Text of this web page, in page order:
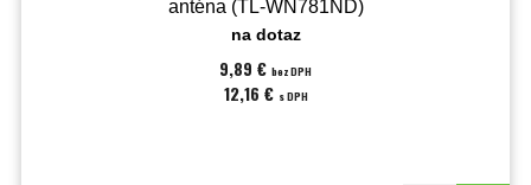
anténa (TL-WN781ND)
na dotaz
9,89 € bez DPH
12,16 € s DPH